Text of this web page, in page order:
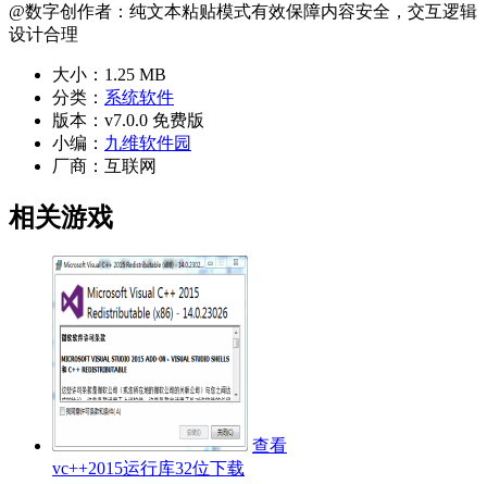
@数字创作者：纯文本粘贴模式有效保障内容安全，交互逻辑
设计合理
大小： 1.25 MB
分类： 系统软件
版本： v7.0.0 免费版
小编： 九维软件园
厂商： 互联网
相关游戏
查看
vc++2015运行库32位下载